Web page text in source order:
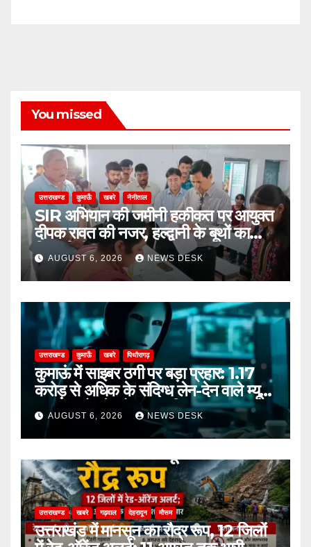
You missed
उत्तराखण्ड कुमाऊँ खबरे नैनीताल
SIR अभियान की जमीनी हकीकत पर आयुक्त
दीपक रावत की नजर, हल्द्वानी के बूथों का
किया निरीक्षण
AUGUST 6, 2026 NEWS DESK
उत्तराखण्ड कुमाऊँ खबरे पिथौरागढ़
कुमाऊं में साइबर ठगी पर बड़ा प्रहार: 1.17
करोड़ से अधिक के संदिग्ध लेन-देन वाले म्यूल
अकाउंट गैंग के दो सदस्य गिरफ्तार
AUGUST 6, 2026 NEWS DESK
उत्तराखण्ड खबरे गढ़वाल देहरादून मौसम
उत्तराखंड में मानसून का रौद्र रूप, 12 जिलों